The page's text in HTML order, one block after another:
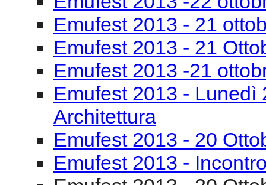
Emufest 2013 - 21
Emufest 2013 - 21
Emufest 2013 -21
Emufest 2013 - Lunedì
Architettura
Emufest 2013 - 20
Emufest 2013 -